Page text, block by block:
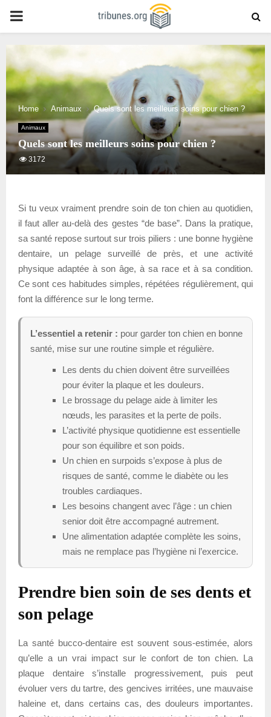
PRIMARY
MENU
Home Animaux Quels sont les meilleurs soins pour chien ?
Animaux
Quels sont les meilleurs soins pour chien ?
3172
Si tu veux vraiment prendre soin de ton chien au quotidien,
il faut aller au-delà des gestes “de base”. Dans la pratique,
sa santé repose surtout sur trois piliers : une bonne hygiène
dentaire, un pelage surveillé de près, et une activité
physique adaptée à son âge, à sa race et à sa condition.
Ce sont ces habitudes simples, répétées régulièrement, qui
font la différence sur le long terme.
L’essentiel a retenir : pour garder ton chien en bonne
santé, mise sur une routine simple et régulière.
Les dents du chien doivent être surveillées
pour éviter la plaque et les douleurs.
Le brossage du pelage aide à limiter les
nœuds, les parasites et la perte de poils.
L’activité physique quotidienne est essentielle
pour son équilibre et son poids.
Un chien en surpoids s’expose à plus de
risques de santé, comme le diabète ou les
troubles cardiaques.
Les besoins changent avec l’âge : un chien
senior doit être accompagné autrement.
Une alimentation adaptée complète les soins,
mais ne remplace pas l’hygiène ni l’exercice.
Prendre bien soin de ses dents et
son pelage
La santé bucco-dentaire est souvent sous-estimée, alors
qu’elle a un vrai impact sur le confort de ton chien. La
plaque dentaire s’installe progressivement, puis peut
évoluer vers du tartre, des gencives irritées, une mauvaise
haleine et, dans certains cas, des douleurs importantes.